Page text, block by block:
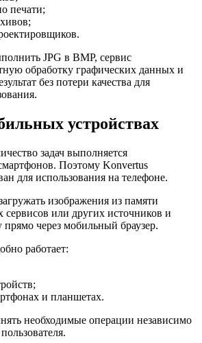
печати;
JPG в BMP, сервис
обработку графических данных и
без потери качества для
устройствах
задач выполняется
Поэтому Konvertus
для использования на телефоне.
изображения из памяти
сервисов или других источников и
прямо через мобильный браузер.
работает:
и планшетах.
необходимые операции независимо